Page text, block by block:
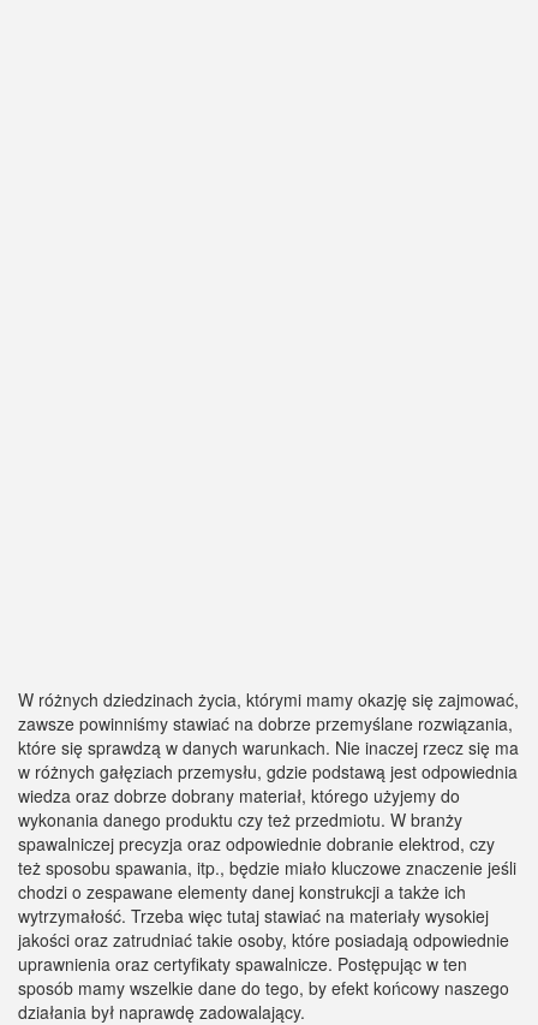
W różnych dziedzinach życia, którymi mamy okazję się zajmować,
zawsze powinniśmy stawiać na dobrze przemyślane rozwiązania,
które się sprawdzą w danych warunkach. Nie inaczej rzecz się ma
w różnych gałęziach przemysłu, gdzie podstawą jest odpowiednia
wiedza oraz dobrze dobrany materiał, którego użyjemy do
wykonania danego produktu czy też przedmiotu. W branży
spawalniczej precyzja oraz odpowiednie dobranie elektrod, czy
też sposobu spawania, itp., będzie miało kluczowe znaczenie jeśli
chodzi o zespawane elementy danej konstrukcji a także ich
wytrzymałość. Trzeba więc tutaj stawiać na materiały wysokiej
jakości oraz zatrudniać takie osoby, które posiadają odpowiednie
uprawnienia oraz certyfikaty spawalnicze. Postępując w ten
sposób mamy wszelkie dane do tego, by efekt końcowy naszego
działania był naprawdę zadowalający.